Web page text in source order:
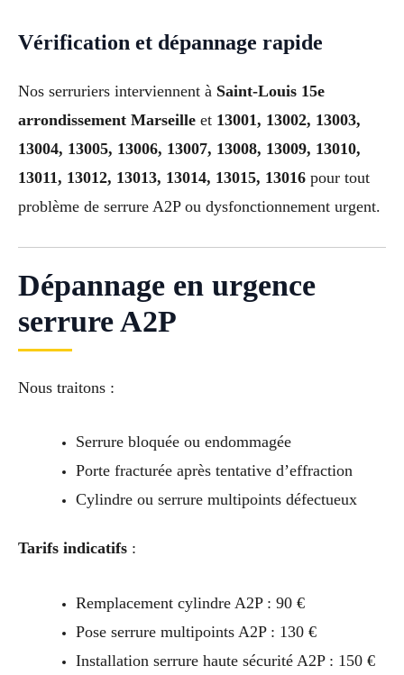
Vérification et dépannage rapide
Nos serruriers interviennent à Saint-Louis 15e
arrondissement Marseille et 13001, 13002, 13003,
13004, 13005, 13006, 13007, 13008, 13009, 13010,
13011, 13012, 13013, 13014, 13015, 13016 pour tout
problème de serrure A2P ou dysfonctionnement urgent.
Dépannage en urgence
serrure A2P
Nous traitons :
Serrure bloquée ou endommagée
Porte fracturée après tentative d’effraction
Cylindre ou serrure multipoints défectueux
Tarifs indicatifs :
Remplacement cylindre A2P : 90 €
Pose serrure multipoints A2P : 130 €
Installation serrure haute sécurité A2P : 150 €